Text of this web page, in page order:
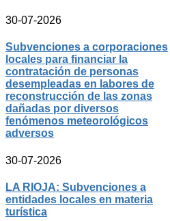
30-07-2026
Subvenciones a corporaciones
locales para financiar la
contratación de personas
desempleadas en labores de
reconstrucción de las zonas
dañadas por diversos
fenómenos meteorológicos
adversos
30-07-2026
LA RIOJA: Subvenciones a
entidades locales en materia
turística